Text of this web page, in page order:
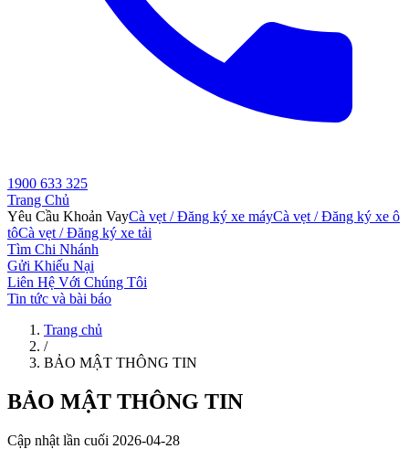
1900 633 325
Trang Chủ
Yêu Cầu Khoản VayCà vẹt / Đăng ký xe máyCà vẹt / Đăng ký xe ô
tôCà vẹt / Đăng ký xe tải
Tìm Chi Nhánh
Gửi Khiếu Nại
Liên Hệ Với Chúng Tôi
Tin tức và bài báo
Trang chủ
/
BẢO MẬT THÔNG TIN
BẢO MẬT THÔNG TIN
Cập nhật lần cuối 2026-04-28